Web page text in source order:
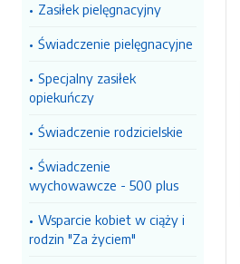
Zasiłek pielęgnacyjny
Świadczenie pielęgnacyjne
Specjalny zasiłek
opiekuńczy
Świadczenie rodzicielskie
Świadczenie
wychowawcze - 500 plus
Wsparcie kobiet w ciąży i
rodzin "Za życiem"